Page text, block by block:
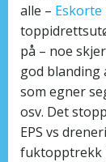
alle –
på – noe
god blanding
som egner
osv. Det
EPS vs
fuktopptrekk